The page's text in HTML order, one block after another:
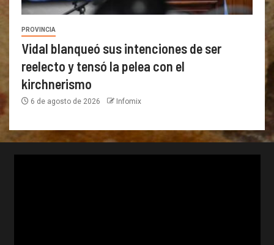
PROVINCIA
Vidal blanqueó sus intenciones de ser
reelecto y tensó la pelea con el
kirchnerismo
6 de agosto de 2026 Infomix